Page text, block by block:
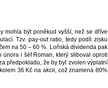
mohla být poněkud vyšší, než se dříve
Tzv. pay-out ratio, tedy podíl zisku
na 50 – 60 %. Loňská dividenda pak
i šéf Roman, který sliboval oproti
předpokladu, že by byl zvolen výplatní
36 Kč na akcii, což znamená 80%